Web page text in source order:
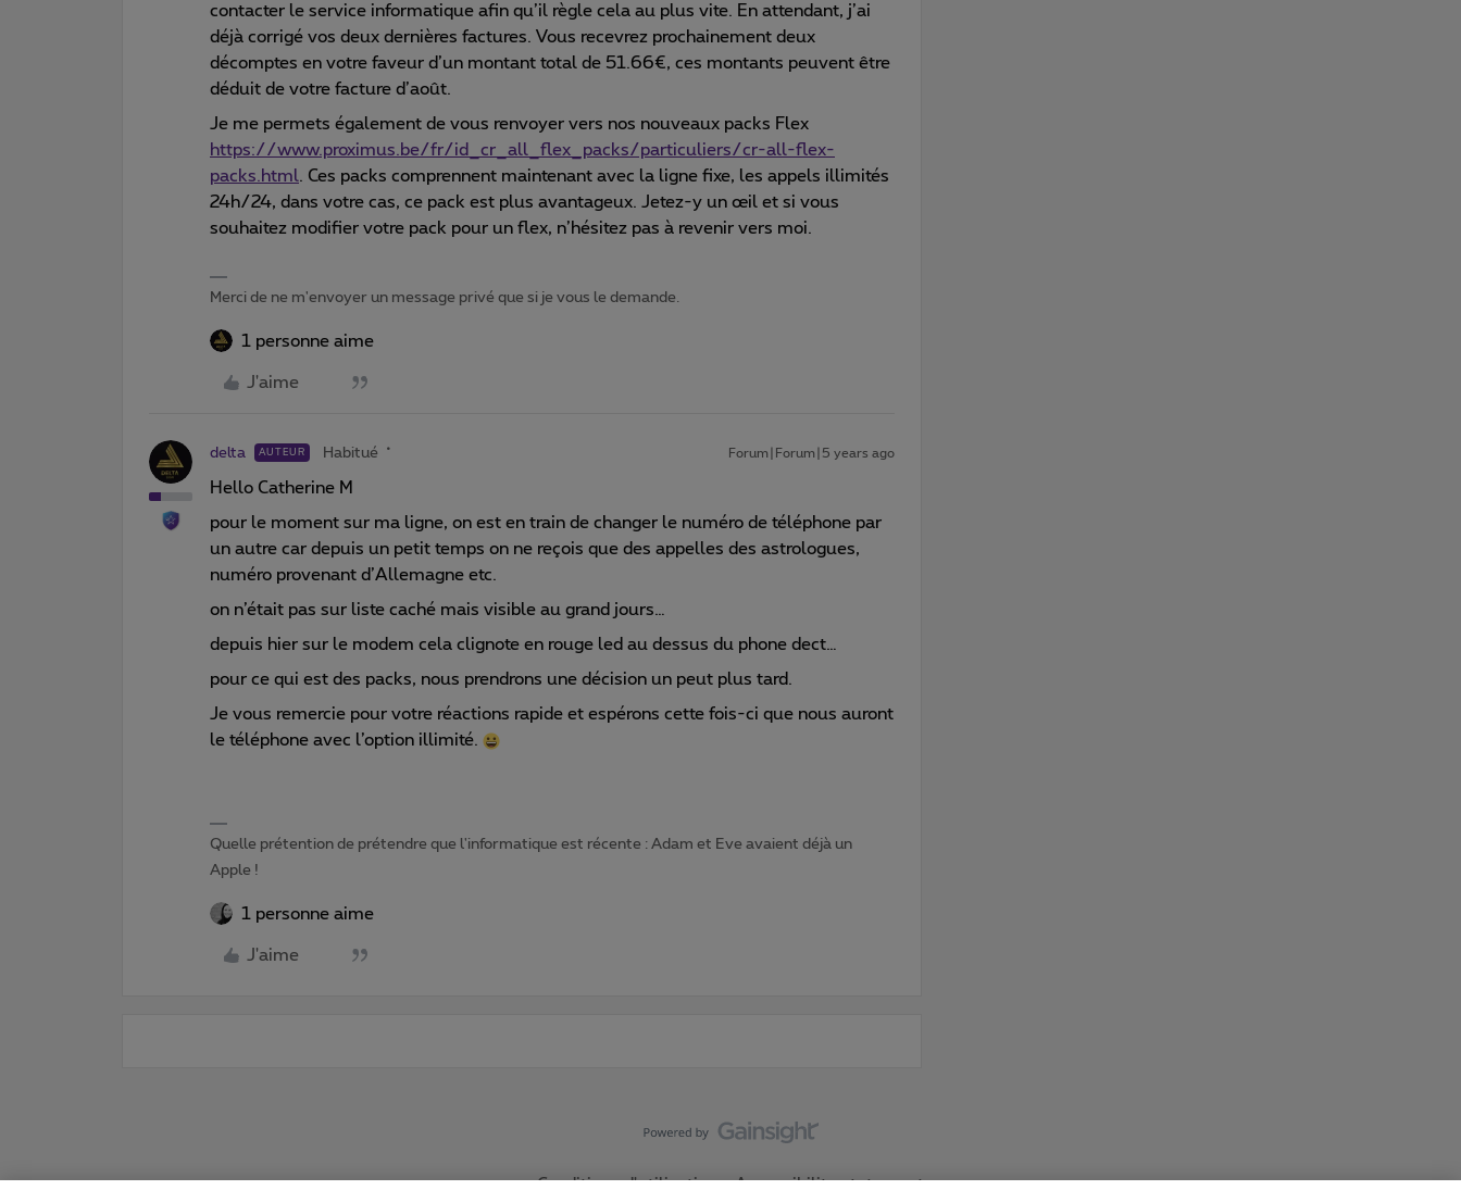
contacter le service informatique afin qu’il règle cela au plus vite. En attendant, j’ai
déjà corrigé vos deux dernières factures. Vous recevrez prochainement deux
décomptes en votre faveur d’un montant total de 51.66€, ces montants peuvent être
déduit de votre facture d’août.
Je me permets également de vous renvoyer vers nos nouveaux packs Flex
https://www.proximus.be/fr/id_cr_all_flex_packs/particuliers/cr-all-flex-
packs.html . Ces packs comprennent maintenant avec la ligne fixe, les appels illimités
24h/24, dans votre cas, ce pack est plus avantageux. Jetez-y un œil et si vous
souhaitez modifier votre pack pour un flex, n’hésitez pas à revenir vers moi.
Merci de ne m'envoyer un message privé que si je vous le demande.
1 personne aime
J'aime
delta AUTEUR Habitué Forum|Forum|5 years ago
Hello Catherine M
pour le moment sur ma ligne, on est en train de changer le numéro de téléphone par
un autre car depuis un petit temps on ne reçois que des appelles des astrologues,
numéro provenant d’Allemagne etc.
on n’était pas sur liste caché mais visible au grand jours…
depuis hier sur le modem cela clignote en rouge led au dessus du phone dect…
pour ce qui est des packs, nous prendrons une décision un peut plus tard.
Je vous remercie pour votre réactions rapide et espérons cette fois-ci que nous auront
le téléphone avec l’option illimité.
Quelle prétention de prétendre que l'informatique est récente : Adam et Eve avaient déjà un
Apple !
1 personne aime
J'aime
Conditions d'utilisation Accessibility statement